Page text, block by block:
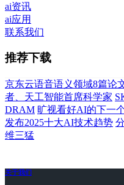
ai资讯
ai应用
联系我们
推荐下载
京东云语音语义领域8篇论
者、天工智能首席科学家
DRAM 旷视看好AI的下一
发布2025十大AI技术趋势
维三猛
关于我们